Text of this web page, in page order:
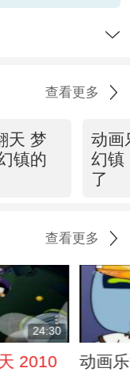
查看更多
天 梦
镇的
动画
幻镇
了
查看更多
24:30
2010
动画